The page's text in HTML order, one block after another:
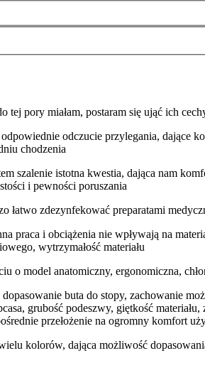
tej pory miałam, postaram się ująć ich
odczucie przylegania, dające
chodzenia
szalenie istotna kwestia, dająca nam
i pewności poruszania
łatwo zdezynfekować preparatami
praca i obciążenia nie wpływają na
wytrzymałość materiału
o model anatomiczny, ergonomiczna,
buta do stopy, zachowanie
grubość podeszwy, giętkość
przełożenie na ogromny komfort
kolorów, dająca możliwość